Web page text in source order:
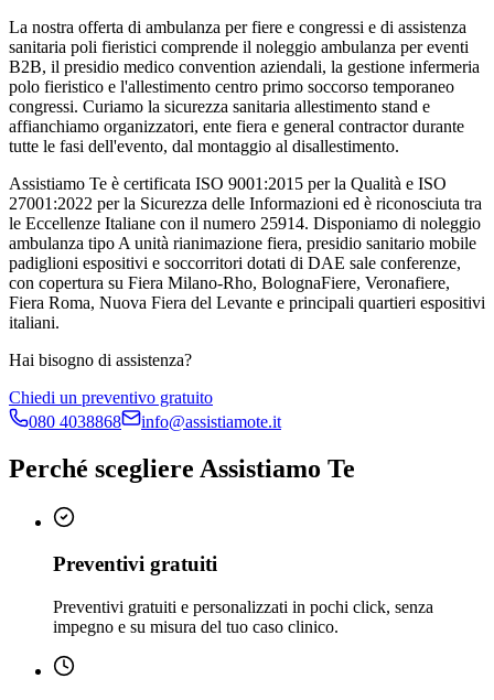
La nostra offerta di ambulanza per fiere e congressi e di assistenza
sanitaria poli fieristici comprende il noleggio ambulanza per eventi
B2B, il presidio medico convention aziendali, la gestione infermeria
polo fieristico e l'allestimento centro primo soccorso temporaneo
congressi. Curiamo la sicurezza sanitaria allestimento stand e
affianchiamo organizzatori, ente fiera e general contractor durante
tutte le fasi dell'evento, dal montaggio al disallestimento.
Assistiamo Te è certificata ISO 9001:2015 per la Qualità e ISO
27001:2022 per la Sicurezza delle Informazioni ed è riconosciuta tra
le Eccellenze Italiane con il numero 25914. Disponiamo di noleggio
ambulanza tipo A unità rianimazione fiera, presidio sanitario mobile
padiglioni espositivi e soccorritori dotati di DAE sale conferenze,
con copertura su Fiera Milano-Rho, BolognaFiere, Veronafiere,
Fiera Roma, Nuova Fiera del Levante e principali quartieri espositivi
italiani.
Hai bisogno di assistenza?
Chiedi un preventivo gratuito
080 4038868
info@assistiamote.it
Perché scegliere Assistiamo Te
Preventivi gratuiti
Preventivi gratuiti e personalizzati in pochi click, senza
impegno e su misura del tuo caso clinico.